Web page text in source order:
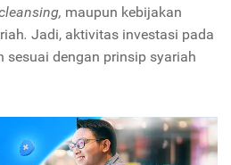
maupun kebijakan
. Jadi, aktivitas investasi pada
sesuai dengan prinsip syariah